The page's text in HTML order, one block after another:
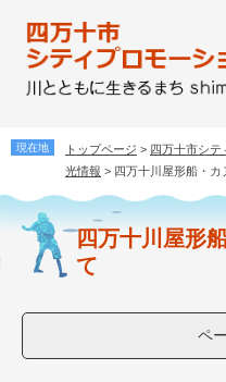
。
て
トップページ > 四万十市シテ
光情報 > 四万十川屋形船・カ
文
四万十川屋形
て
ペ